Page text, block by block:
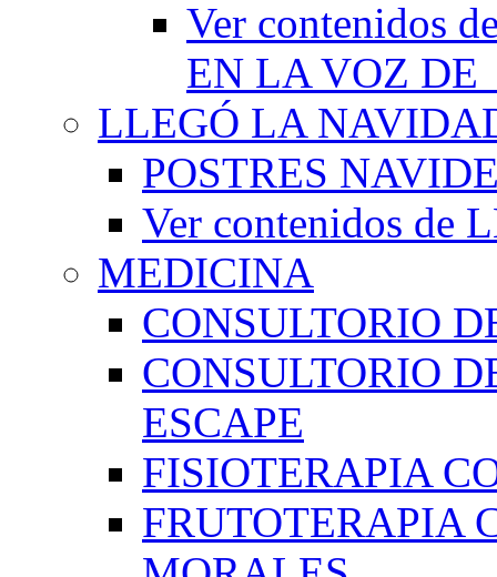
Ver contenidos
EN LA VOZ DE
LLEGÓ LA
POSTRES
Ver contenidos de
MEDICINA
CONSULTORIO
CONSULTORIO
ESCAPE
FISIOTERAPIA
FRUTOTERAPIA